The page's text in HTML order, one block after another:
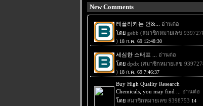
New Comments